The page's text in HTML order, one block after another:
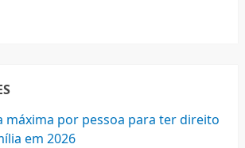
máxima por pessoa para ter direito
em 2026